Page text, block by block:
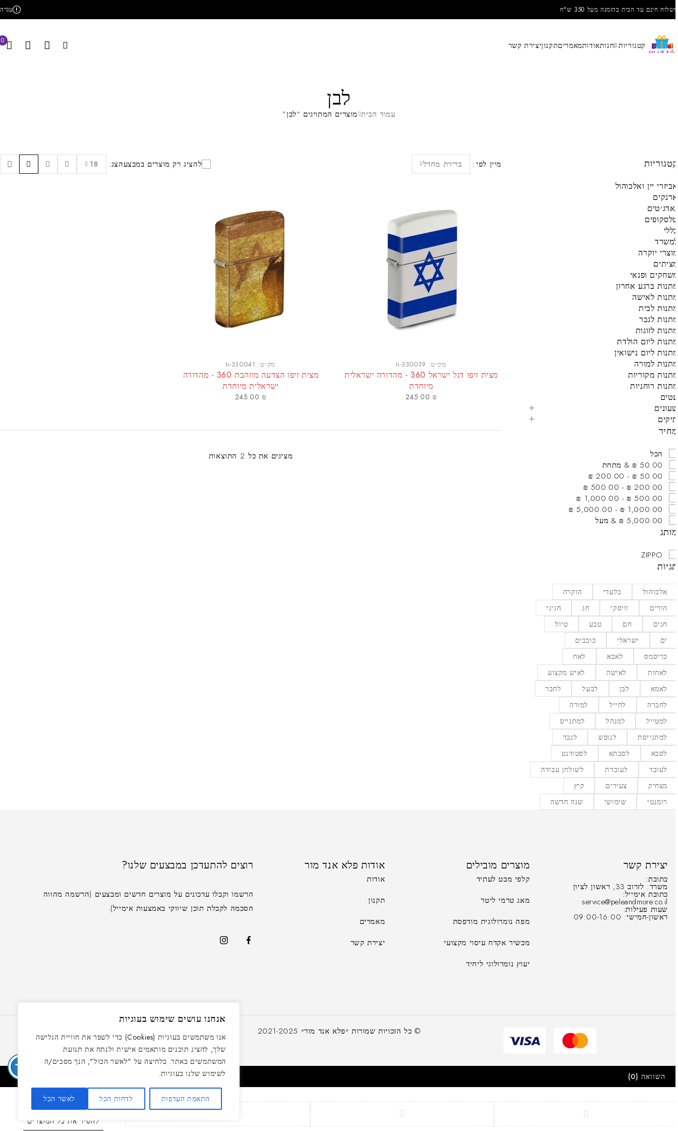
אנחנו עושים שימוש בעוגיות
אנו משתמשים בעוגיות (Cookies) כדי לשפר את חוויית הגלישה
שלך, להציג תוכנים מותאמים אישית ולנתח את תנועת
המשתמשים באתר. בלחיצה על "לאשר הכול", הנך מסכים/ה
לשימוש שלנו בעוגיות.
התאמת העדפות לדחות הכל לאשר הכל
חינם עד הבית בהזמנה מעל 350 ש"ח עזרה
קטגוריות חנותאודותמאמריםתקנוןיצירת קשר 0
לבן
עמוד הבית מוצרים המתויגים “לבן”
יין ואלכוהול
יוקרה
ופנאי
ברגע אחרון
לאישה
לבית
לגבר
לזוגות
ליום הולדת
ליום נישואין
למורה
מקוריות
רוחניות
הכל
50.00 ₪ & מתחת
50.00 ₪ - 200.00 ₪
200.00 ₪ - 500.00 ₪
500.00 ₪ - 1,000.00 ₪
1,000.00 ₪ - 5,000.00 ₪
5,000.00 ₪ & מעל
ZIPPO
אלכוהול בלעדי
הוקרה
הורים
וויסקי חג
חגיגי
חגים
חם טבע
טיול
ים
ישראלי
כוכבים
כריסמס
לאבא
לאח
לאחות
לאישה
לאיש מקצוע
לאמא
לבן לבעל
לחבר
לחברה
לחייל
למורה
למטייל
למנהל
למתגייס
למתגייסת
לנופש
לנכד
לסבא
לסבתא
לסטודנט
לעובד
לעובדת
לשולחן עבודה
מצחיק
צעירים
קיץ
רומנטי
שימושי שנה חדשה
מיין לפי ברירת מחדל להציג רק מוצרים במבצעהצג: 18
מק״ט: ti-330039
מצית זיפו דגל ישראל 360 - מהדורה ישראלית
מיוחדת
245.00₪
מק״ט: ti-330041
מצית זיפו הצדעה מוזהבת 360 - מהדורה
ישראלית מיוחדת
245.00₪
מציגים את כל ⁦2⁩ התוצאות
יצירת קשר
כתובת:
משרד: לזרוב 33, ראשון לציון
כתובת אימייל:
service@peleandmore.co.il
שעות פעילות:
ראשון-חמישי: 09:00-16:00
מוצרים מובילים
קלפי מבט לעתיד
מאג טרמי ליטר
מפה נומרולוגית מודפסת
מכשיר אקדח עיסוי מקצועי
יעוץ נומרולוגי ליחיד
אודות פלא אנד מור
אודות
תקנון
מאמרים
יצירת קשר
רוצים להתעדכן במבצעים שלנו?
הרשמו וקבלו עדכונים על מוצרים חדשים ומבצעים (הרשמה מהווה
הסכמה לקבלת תוכן שיווקי באמצעות אימייל).
© כל הזכויות שמורות ״פלא אנד מור״ 2021-2025
השוואה
השוואה
להסיר את כל המוצרים